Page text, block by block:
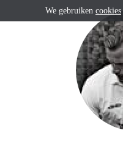
We gebruiken cookies